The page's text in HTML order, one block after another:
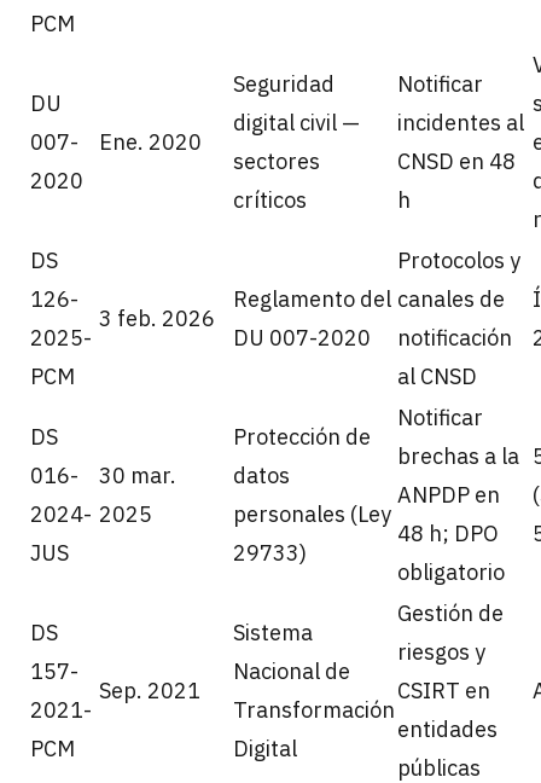
PCM
DU
007-
2020
Ene. 2020
Seguridad
digital civil —
sectores
críticos
Notificar
incidentes al
CNSD en 48
h
DS
126-
2025-
PCM
3 feb. 2026
Reglamento del
DU 007-2020
Protocolos y
canales de
notificación
al CNSD
DS
016-
2024-
JUS
30 mar.
2025
Protección de
datos
personales (Ley
29733)
Notificar
brechas a la
ANPDP en
48 h; DPO
obligatorio
DS
157-
2021-
PCM
Sep. 2021
Sistema
Nacional de
Transformación
Digital
Gestión de
riesgos y
CSIRT en
entidades
públicas